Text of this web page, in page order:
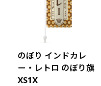
のぼり インドカレ
ー・レトロ のぼり旗
XS1X